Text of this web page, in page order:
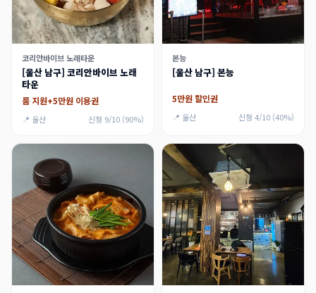
코리안바이브 노래타운
[울산 남구] 코리안바이브 노래
타운
룸 지원+5만원 이용권
📍 울산 신청 9/10 (90%)
본능
[울산 남구] 본능
5만원 할인권
📍 울산 신청 4/10 (40%)